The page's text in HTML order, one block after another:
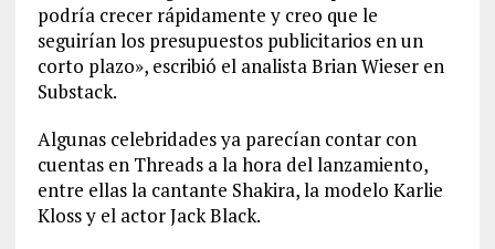
podría crecer rápidamente y creo que le
seguirían los presupuestos publicitarios en un
corto plazo», escribió el analista Brian Wieser en
Substack.
Algunas celebridades ya parecían contar con
cuentas en Threads a la hora del lanzamiento,
entre ellas la cantante Shakira, la modelo Karlie
Kloss y el actor Jack Black.